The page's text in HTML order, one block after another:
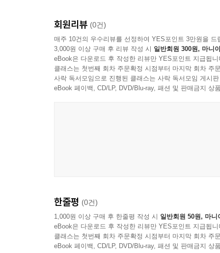
회원리뷰 (0건)
매주 10건의 우수리뷰를 선정하여 YES포인트 3만원을 드
3,000원 이상 구매 후 리뷰 작성 시 일반회원 300원, 마니
eBook은 다운로드 후 작성한 리뷰만 YES포인트 지급됩니
클래스는 첫번째 회차 주문확정 시점부터 마지막 회차 주
사락 독서모임으로 진행된 클래스는 사락 독서모임 게시
eBook 페이백, CD/LP, DVD/Blu-ray, 패션 및 판매금지 상
한줄평 (0건)
1,000원 이상 구매 후 한줄평 작성 시 일반회원 50원, 마니
eBook은 다운로드 후 작성한 리뷰만 YES포인트 지급됩니
클래스는 첫번째 회차 주문확정 시점부터 마지막 회차 주
eBook 페이백, CD/LP, DVD/Blu-ray, 패션 및 판매금지 상